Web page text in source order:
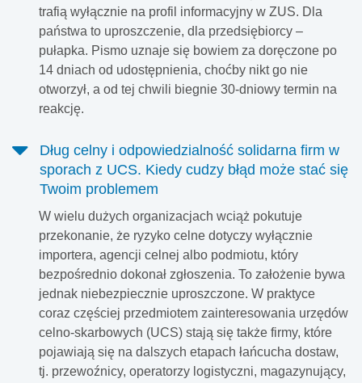
trafią wyłącznie na profil informacyjny w ZUS. Dla
państwa to uproszczenie, dla przedsiębiorcy –
pułapka. Pismo uznaje się bowiem za doręczone po
14 dniach od udostępnienia, choćby nikt go nie
otworzył, a od tej chwili biegnie 30-dniowy termin na
reakcję.
Dług celny i odpowiedzialność solidarna firm w
sporach z UCS. Kiedy cudzy błąd może stać się
Twoim problemem
W wielu dużych organizacjach wciąż pokutuje
przekonanie, że ryzyko celne dotyczy wyłącznie
importera, agencji celnej albo podmiotu, który
bezpośrednio dokonał zgłoszenia. To założenie bywa
jednak niebezpiecznie uproszczone. W praktyce
coraz częściej przedmiotem zainteresowania urzędów
celno-skarbowych (UCS) stają się także firmy, które
pojawiają się na dalszych etapach łańcucha dostaw,
tj. przewoźnicy, operatorzy logistyczni, magazynujący,